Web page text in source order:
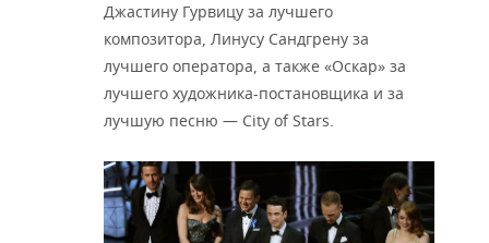
Джастину Гурвицу за лучшего
композитора, Линусу Сандгрену за
лучшего оператора, а также «Оскар» за
лучшего художника-постановщика и за
лучшую песню — City of Stars.